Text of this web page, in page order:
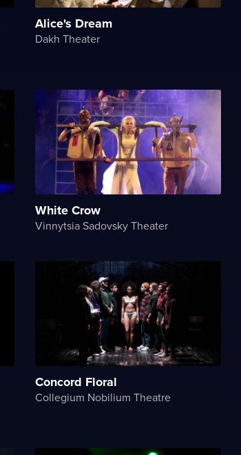
Alice's Dream
Dakh Theater
White Crow
Vinnytsia Sadovsky Theater
Concord Floral
Collegium Nobilium Theatre